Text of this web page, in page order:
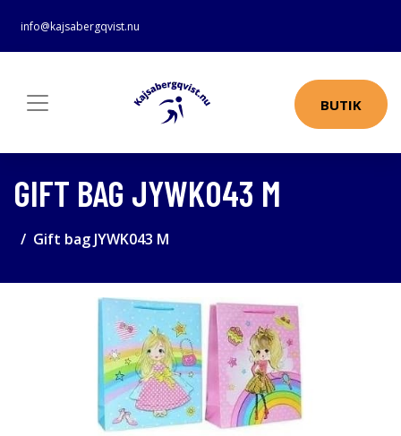
info@kajsabergqvist.nu
BUTIK
GIFT BAG JYWK043 M
Gift bag JYWK043 M